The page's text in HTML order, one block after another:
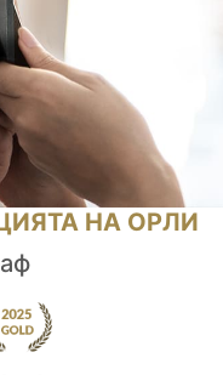
НА ОРЛИ